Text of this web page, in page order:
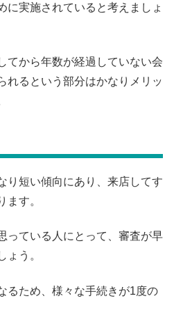
に実施されていると考えましょ
てから年数が経過していない会
れるという部分はかなりメリッ
り短い傾向にあり、来店してす
ます。
っている人にとって、審査が早
ょう。
るため、様々な手続きが1度の